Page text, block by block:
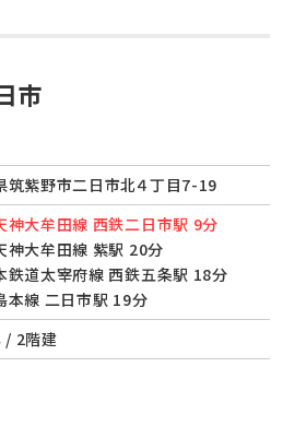
市
筑紫野市二日市北４丁目7-19
神大牟田線 西鉄二日市駅 9分
神大牟田線 紫駅 20分
鉄道太宰府線 西鉄五条駅 18分
本線 二日市駅 19分
/ 2階建